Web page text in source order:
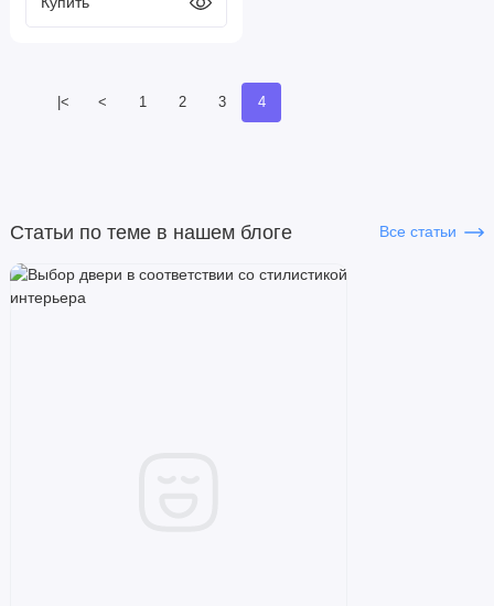
|< < 1 2 3 4
Статьи по теме в нашем блоге Все статьи